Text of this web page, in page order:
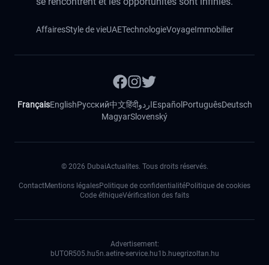
AffairesStyle de vieUAETechnologieVoyageImmobilier
FrançaisEnglishРусский中文हिंदीاردوEspañol PortuguêsDeutsch
MagyarSlovenský
© 2026 DubaiActualites. Tous droits réservés.
ContactMentions légalesPolitique de confidentialitéPolitique de cookies
Code éthiqueVérification des faits
Advertisement:
bUTOR505.hu5n.aetire-service.hu1b.huegrizoltan.hu